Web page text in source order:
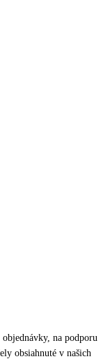
objednávky, na podporu
obsiahnuté v našich